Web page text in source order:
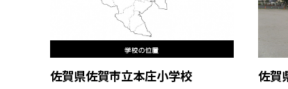
佐賀県佐賀市立本庄小学校 佐賀